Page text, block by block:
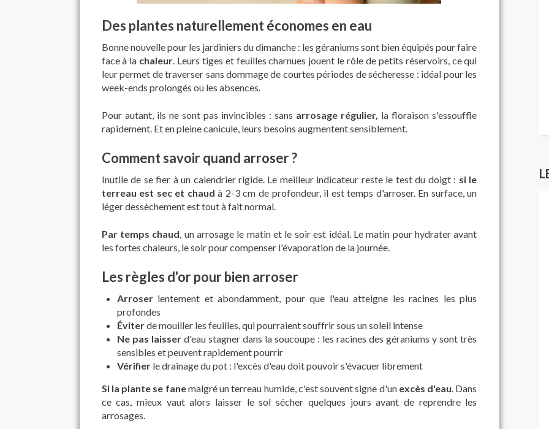
Des plantes naturellement économes en eau
Bonne nouvelle pour les jardiniers du dimanche : les géraniums sont bien équipés pour faire
face à la chaleur. Leurs tiges et feuilles charnues jouent le rôle de petits réservoirs, ce qui
leur permet de traverser sans dommage de courtes périodes de sécheresse : idéal pour les
week-ends prolongés ou les absences.
Pour autant, ils ne sont pas invincibles : sans arrosage régulier, la floraison s'essouffle
rapidement. Et en pleine canicule, leurs besoins augmentent sensiblement.
Comment savoir quand arroser ?
Inutile de se fier à un calendrier rigide. Le meilleur indicateur reste le test du doigt : si le
terreau est sec et chaud à 2-3 cm de profondeur, il est temps d'arroser. En surface, un
léger dessèchement est tout à fait normal.
Par temps chaud, un arrosage le matin et le soir est idéal. Le matin pour hydrater avant
les fortes chaleurs, le soir pour compenser l'évaporation de la journée.
Les règles d'or pour bien arroser
Arroserlentement et abondamment, pour que l'eau atteigne les racines les plus
profondes
Éviterde mouiller les feuilles, qui pourraient souffrir sous un soleil intense
Ne pas laisserd'eau stagner dans la soucoupe : les racines des géraniums y sont très
sensibles et peuvent rapidement pourrir
Vérifierle drainage du pot : l'excès d'eau doit pouvoir s'évacuer librement
Si la plante se fanemalgré un terreau humide, c'est souvent signe d'un excès d'eau. Dans
ce cas, mieux vaut alors laisser le sol sécher quelques jours avant de reprendre les
arrosages.